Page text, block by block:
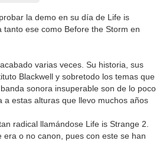
la demo en su día de Life is
tanto ese como Before the Storm en
varias veces. Su historia, sus
Blackwell y sobretodo los temas que
sonora insuperable son de lo poco
a estas alturas que llevo muchos años
radical llamándose Life is Strange 2.
era o no canon, pues con este se han